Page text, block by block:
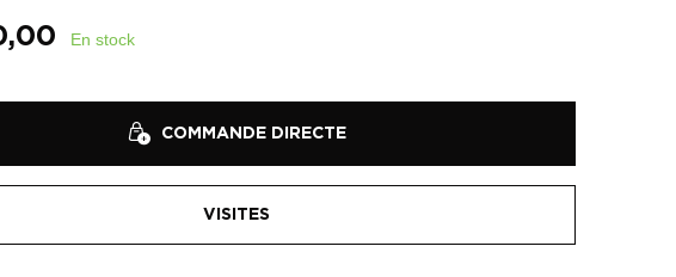
En stock
COMMANDE DIRECTE
VISITES